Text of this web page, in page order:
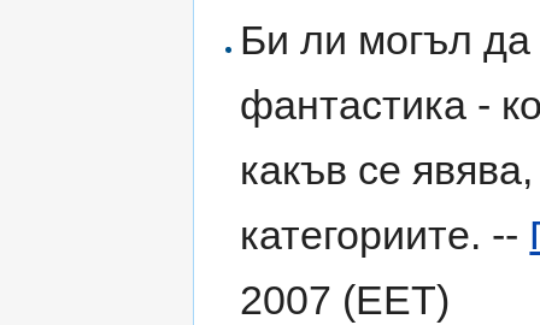
Би ли могъл
фантастика -
какъв се
категориите. --
2007 (EET)